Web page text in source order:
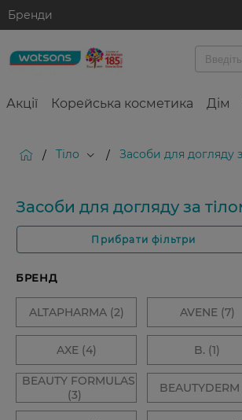
Бренди
Акції Корейська косметика Дім
/ Тіло / Засоби для догляду
Засоби для догляду за
Прибрати фільтри